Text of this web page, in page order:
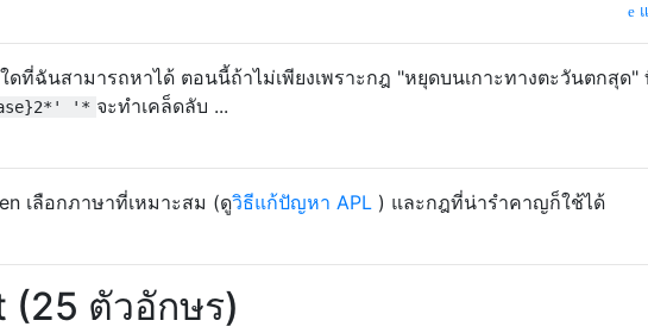
ดที่ฉันสามารถหาได้ ตอนนี้ถ้าไม่เพียงเพราะกฎ "หยุดบนเกาะทางตะวันตกสุด"
'* จะทำเคล็ดลับ ...
เลือกภาษาที่เหมาะสม (ดูวิธีแก้ปัญหา APL ) และกฎที่น่ารำคาญก็ใช้ได้
(25 ตัวอักษร)